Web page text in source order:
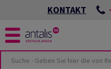
KONTAKT